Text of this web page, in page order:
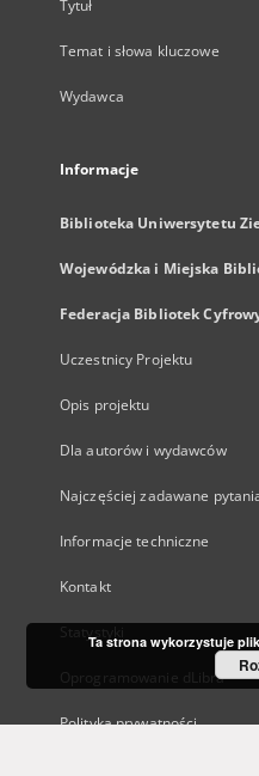
Tytuł
Temat i słowa kluczowe
Wydawca
Informacje
Biblioteka Uniwersytetu
Wojewódzka i Miejska
Federacja Bibliotek
Uczestnicy Projektu
Opis projektu
Dla autorów i wydawców
Najczęściej zadawane
Informacje techniczne
Kontakt
Statystyki
Oprogramowanie dLibra
Polityka prywatności
Ta strona wykorzystuje